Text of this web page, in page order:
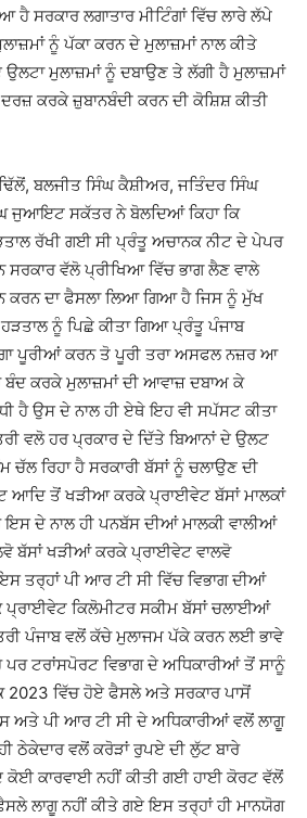
ਹੈ ਸਰਕਾਰ ਲਗਾਤਾਰ ਮੀਟਿੰਗਾਂ ਵਿੱਚ ਲਾਰੇ ਲੱਪੇ
ਨੂੰ ਪੱਕਾ ਕਰਨ ਦੇ ਮੁਲਾਜ਼ਮਾਂ ਨਾਲ ਕੀਤੇ
ਮੁਲਾਜ਼ਮਾਂ ਨੂੰ ਦਬਾਉਣ ਤੇ ਲੱਗੀ ਹੈ ਮੁਲਾਜ਼ਮਾਂ
ਕਰਕੇ ਜ਼ੁਬਾਨਬੰਦੀ ਕਰਨ ਦੀ ਕੋਸ਼ਿਸ਼ ਕੀਤੀ
ਬਲਜੀਤ ਸਿੰਘ ਕੈਸ਼ੀਅਰ, ਜਤਿੰਦਰ ਸਿੰਘ
ਜੁਆਇਟ ਸਕੱਤਰ ਨੇ ਬੋਲਦਿਆਂ ਕਿਹਾ ਕਿ
ਰੱਖੀ ਗਈ ਸੀ ਪ੍ਰੰਤੂ ਅਚਾਨਕ ਨੀਟ ਦੇ ਪੇਪਰ
ਵੱਲੋ ਪ੍ਰੀਖਿਆ ਵਿੱਚ ਭਾਗ ਲੈਣ ਵਾਲੇ
ਕਰਨ ਦਾ ਫੈਸਲਾ ਲਿਆ ਗਿਆ ਹੈ ਜਿਸ ਨੂੰ ਮੁੱਖ
ਨੂੰ ਪਿਛੇ ਕੀਤਾ ਗਿਆ ਪ੍ਰੰਤੂ ਪੰਜਾਬ
ਪੂਰੀਆਂ ਕਰਨ ਤੋ ਪੂਰੀ ਤਰਾ ਅਸਫਲ ਨਜ਼ਰ ਆ
ਬੰਦ ਕਰਕੇ ਮੁਲਾਜ਼ਮਾਂ ਦੀ ਆਵਾਜ਼ ਦਬਾਅ ਕੇ
ਹੈ ਉਸ ਦੇ ਨਾਲ ਹੀ ਏਥੇ ਇਹ ਵੀ ਸਪੱਸਟ ਕੀਤਾ
ਵਲੋ ਹਰ ਪ੍ਰਕਾਰ ਦੇ ਦਿੱਤੇ ਬਿਆਨਾਂ ਦੇ ਉਲਟ
ਚੱਲ ਰਿਹਾ ਹੈ ਸਰਕਾਰੀ ਬੱਸਾਂ ਨੂੰ ਚਲਾਉਣ ਦੀ
ਆਦਿ ਤੋਂ ਖੜੀਆ ਕਰਕੇ ਪ੍ਰਾਈਵੇਟ ਬੱਸਾਂ ਮਾਲਕਾਂ
ਹੈ ਇਸ ਦੇ ਨਾਲ ਹੀ ਪਨਬੱਸ ਦੀਆਂ ਮਾਲਕੀ ਵਾਲੀਆਂ
ਬੱਸਾਂ ਖੜੀਆਂ ਕਰਕੇ ਪ੍ਰਾਈਵੇਟ ਵਾਲਵੋ
ਤਰ੍ਹਾਂ ਪੀ ਆਰ ਟੀ ਸੀ ਵਿੱਚ ਵਿਭਾਗ ਦੀਆਂ
ਕਿਲੋਮੀਟਰ ਸਕੀਮ ਬੱਸਾਂ ਚਲਾਈਆਂ
ਪੰਜਾਬ ਵਲੋਂ ਕੱਚੇ ਮੁਲਾਜਮ ਪੱਕੇ ਕਰਨ ਲਈ ਭਾਵੇ
ਟਰਾਂਸਪੋਰਟ ਵਿਭਾਗ ਦੇ ਅਧਿਕਾਰੀਆਂ ਤੋਂ ਸਾਨੂੰ
2023 ਵਿੱਚ ਹੋਏ ਫੈਸਲੇ ਅਤੇ ਸਰਕਾਰ ਪਾਸੋਂ
ਅਤੇ ਪੀ ਆਰ ਟੀ ਸੀ ਦੇ ਅਧਿਕਾਰੀਆਂ ਵਲੋਂ ਲਾਗੂ
ਠੇਕੇਦਾਰ ਵਲੋਂ ਕਰੋੜਾਂ ਰੁਪਏ ਦੀ ਲੁੱਟ ਬਾਰੇ
ਕੋਈ ਕਾਰਵਾਈ ਨਹੀਂ ਕੀਤੀ ਗਈ ਹਾਈ ਕੋਰਟ ਵੱਲੋਂ
ਲਾਗੂ ਨਹੀਂ ਕੀਤੇ ਗਏ ਇਸ ਤਰ੍ਹਾਂ ਹੀ ਮਾਨਯੋਗ